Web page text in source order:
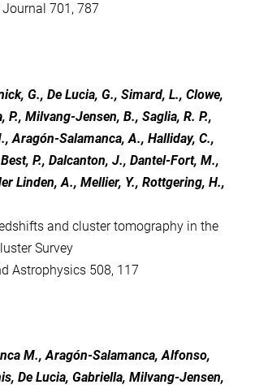
701, 787
G., De Lucia, G., Simard, L., Clowe,
P., Milvang-Jensen, B., Saglia, R. P.,
Aragón-Salamanca, A., Halliday, C.,
P., Dalcanton, J., Dantel-Fort, M.,
Linden, A., Mellier, Y., Rottgering, H.,
and cluster tomography in the
Survey
Astrophysics 508, 117
M., Aragón-Salamanca, Alfonso,
De Lucia, Gabriella, Milvang-Jensen,